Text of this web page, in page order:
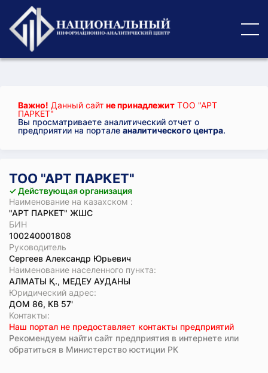
Важно! Данный сайт не принадлежит ТОО "АРТ
ПАРКЕТ"
Вы просматриваете аналитический отчет о
предприятии на портале аналитического центра.
ТОО "АРТ ПАРКЕТ"
✓ Действующая организация
Наименование на казахском :
"АРТ ПАРКЕТ" ЖШС
БИН
100240001808
Руководитель
Сергеев Александр Юрьевич
Наименование населенного пункта:
АЛМАТЫ Қ., МЕДЕУ АУДАНЫ
Юридический адрес:
ДОМ 86, КВ 57'
Koнтaкты:
Наш портал не предоставляет контакты предприятий
Рекомендуем найти сайт предприятия в интернете или
обратиться в Министерство юстиции РК